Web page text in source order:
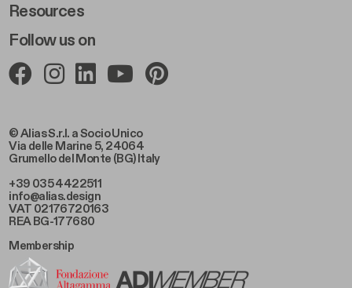
© Alias S.r.l. a Socio Unico
Via delle Marine 5, 24064
Grumello del Monte (BG) Italy
+39 035 4422511
info@alias.design
VAT 02176720163
REA BG-177680
Follow us on
Resources
Membership